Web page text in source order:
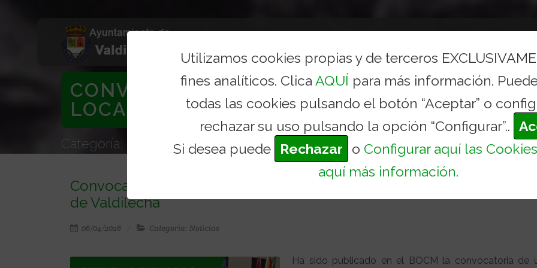
Utilizamos cookies propias y de terceros
fines analíticos. Clica AQUÍ para más información.
todas las cookies pulsando el botón “Aceptar” o
rechazar su uso pulsando la opción “Configurar”..
Si desea puede
Rechazar o Configurar aquí las Cookies
aquí más información.
CONVOCATORIA PARA LA PROVISIÓN DE 1
LOCAL EN EL...
Categoría: Noticias
Convocatoria para la Provisión de 1 Plaza de Policía Local en el
de Valdilecha
06/04/2026 Categoría: Noticias
Ha sido publicado en el BOCM la convocatoria de